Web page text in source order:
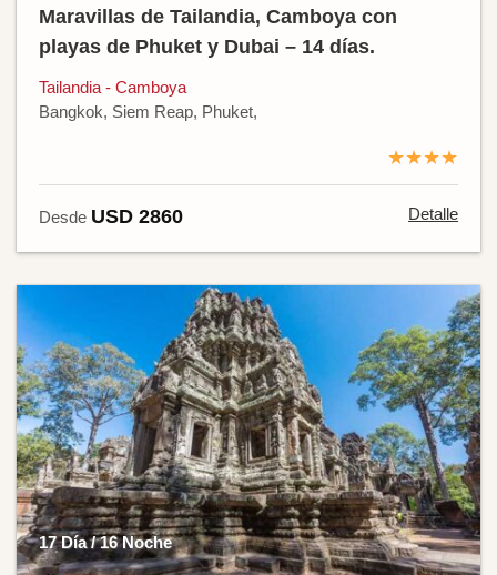
Maravillas de Tailandia, Camboya con
playas de Phuket y Dubai – 14 días.
Tailandia - Camboya
Bangkok, Siem Reap, Phuket,
★★★★
Desde USD 2860 Detalle
17 Día / 16 Noche